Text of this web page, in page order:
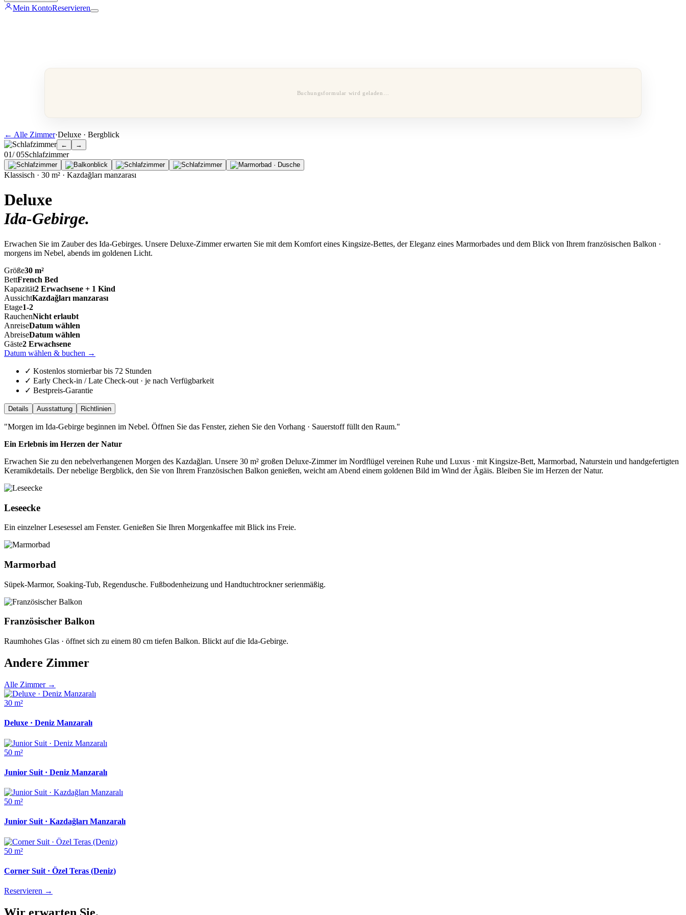
Mein KontoReservieren
Buchungsformular wird geladen…
← Alle Zimmer·Deluxe · Bergblick
← →
01/ 05Schlafzimmer
Klassisch · 30 m² · Kazdağları manzarası
Deluxe
Ida-Gebirge.
Erwachen Sie im Zauber des Ida-Gebirges. Unsere Deluxe-Zimmer erwarten Sie mit dem Komfort eines Kingsize-Bettes, der Eleganz eines Marmorbades und dem Blick von Ihrem französischen Balkon ·
morgens im Nebel, abends im goldenen Licht.
Größe30 m²
BettFrench Bed
Kapazität2 Erwachsene + 1 Kind
AussichtKazdağları manzarası
Etage1-2
RauchenNicht erlaubt
AnreiseDatum wählen
AbreiseDatum wählen
Gäste2 Erwachsene
Datum wählen & buchen →
✓ Kostenlos stornierbar bis 72 Stunden
✓ Early Check-in / Late Check-out · je nach Verfügbarkeit
✓ Bestpreis-Garantie
Details Ausstattung Richtlinien
"Morgen im Ida-Gebirge beginnen im Nebel. Öffnen Sie das Fenster, ziehen Sie den Vorhang · Sauerstoff füllt den Raum."
Ein Erlebnis im Herzen der Natur
Erwachen Sie zu den nebelverhangenen Morgen des Kazdağları. Unsere 30 m² großen Deluxe-Zimmer im Nordflügel vereinen Ruhe und Luxus · mit Kingsize-Bett, Marmorbad, Naturstein und handgefertigten
Keramikdetails. Der nebelige Bergblick, den Sie von Ihrem Französischen Balkon genießen, weicht am Abend einem goldenen Bild im Wind der Ägäis. Bleiben Sie im Herzen der Natur.
Leseecke
Ein einzelner Lesesessel am Fenster. Genießen Sie Ihren Morgenkaffee mit Blick ins Freie.
Marmorbad
Süpek-Marmor, Soaking-Tub, Regendusche. Fußbodenheizung und Handtuchtrockner serienmäßig.
Französischer Balkon
Raumhohes Glas · öffnet sich zu einem 80 cm tiefen Balkon. Blickt auf die Ida-Gebirge.
Andere Zimmer
Alle Zimmer →
30 m²
Deluxe · Deniz Manzaralı
50 m²
Junior Suit · Deniz Manzaralı
50 m²
Junior Suit · Kazdağları Manzaralı
50 m²
Corner Suit · Özel Teras (Deniz)
Reservieren →